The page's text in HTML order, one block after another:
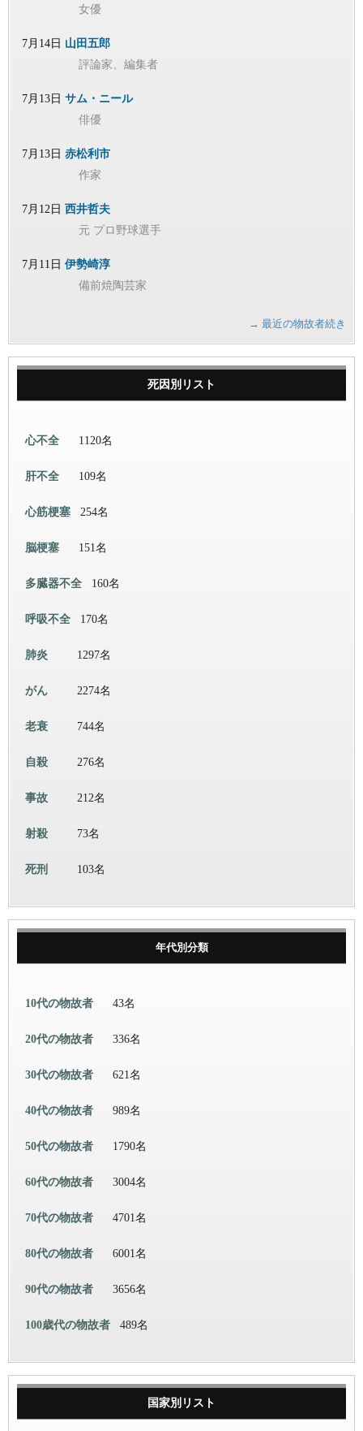
女優
7月14日 山田五郎
評論家、編集者
7月13日 サム・ニール
俳優
7月13日 赤松利市
作家
7月12日 西井哲夫
元 プロ野球選手
7月11日 伊勢崎淳
備前焼陶芸家
→ 最近の物故者続き
死因別リスト
心不全 1120名
肝不全 109名
心筋梗塞 254名
脳梗塞 151名
多臓器不全 160名
呼吸不全 170名
肺炎 1297名
がん 2274名
老衰 744名
自殺 276名
事故 212名
射殺 73名
死刑 103名
年代別分類
10代の物故者 43名
20代の物故者 336名
30代の物故者 621名
40代の物故者 989名
50代の物故者 1790名
60代の物故者 3004名
70代の物故者 4701名
80代の物故者 6001名
90代の物故者 3656名
100歳代の物故者 489名
国家別リスト